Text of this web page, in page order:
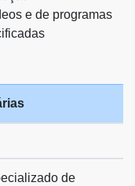
e de programas
de